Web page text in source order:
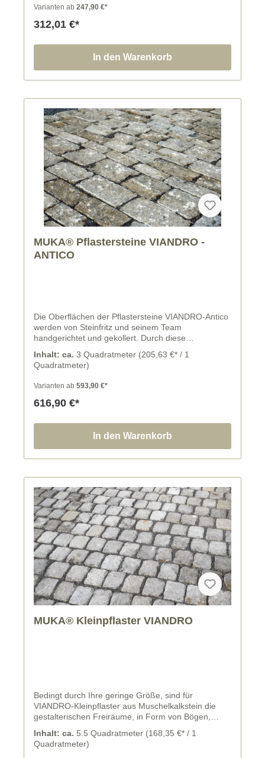
eine schöne Pflasterfläche gut kombinieren.
Varianten ab 247,90 €*
312,01 €*
In den Warenkorb
MUKA® Pflastersteine VIANDRO -
ANTICO
Die Oberflächen der Pflastersteine VIANDRO-Antico
werden von Steinfritz und seinem Team
handgerichtet und gekollert. Durch diese
rustikales Erscheinungsbild der Pflasterfläche. Dies
wird durch die freien Längen der VIANDRO-
unterstützt. Um ein ansprechend gleichmäßiges
Fugenbild zu erreichen und dir die Verlegung der
Längsseiten der Pflastersteine sägerau.
Inhalt: ca. 3 Quadratmeter (205,63 €* / 1
Quadratmeter)
Varianten ab 593,90 €*
616,90 €*
In den Warenkorb
MUKA® Kleinpflaster VIANDRO
Bedingt durch Ihre geringe Größe, sind für
VIANDRO-Kleinpflaster aus Muschelkalkstein die
gestalterischen Freiräume, in Form von Bögen,
Steinfritz und sein Team diese schönen Kleinpflaster
z. B. im Segmentbogenverband, besonders bei
Inhalt: ca. 5.5 Quadratmeter (168,35 €* / 1
Quadratmeter)